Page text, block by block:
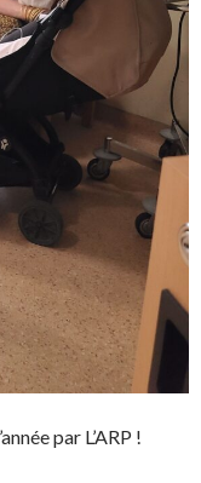
par L’ARP !